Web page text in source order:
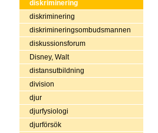
diskriminering
diskriminering
diskrimineringsombudsmannen
diskussionsforum
Disney, Walt
distansutbildning
division
djur
djurfysiologi
djurförsök